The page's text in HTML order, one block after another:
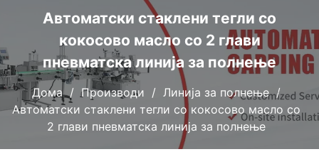
Автоматски стаклени тегли со
кокосово масло со 2 глави
пневматска линија за полнење
Дома Производи
Линија за полнење
Автоматски стаклени тегли со кокосово масло со
2 глави пневматска линија за полнење